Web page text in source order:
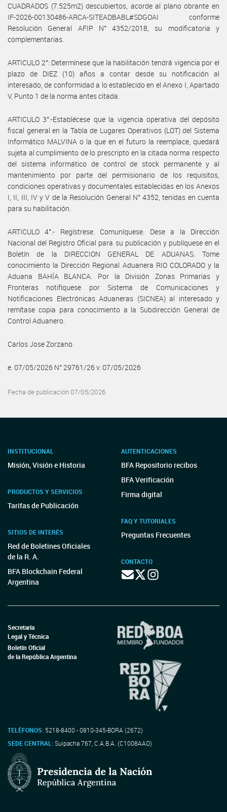
CUADRADOS (7.525m2) descubiertos, acorde al plano obrante en
IF-2026-00130486-ARCA-SITEADBABL#SDGOAI conforme
Resolución General AFIP N° 4352/2018, su modificatoria y
complementarias.
ARTICULO 2°: Determínese que la habilitación tendrá vigencia por el
plazo de DIEZ (10) años a contar desde su notificación al
interesado, de conformidad a lo establecido en el Anexo I, Apartado
V, Punto 1 de la norma antes citada.
ARTICULO 3°:-Establécese que la vigencia operativa del depósito
fiscal general en la Tabla de Lugares Operativos (LOT) del Sistema
Informático MALVINA o la que en el futuro la reemplace, quedará
sujeta al cumplimiento de lo prescripto en la citada norma respecto
del sistema informático de control de stock permanente y al
mantenimiento por parte del permisionario de los requisitos,
condiciones operativas y documentales establecidas en los Anexos
I, II, III, IV y V de la Resolución General N° 4352, tenidas en cuenta
para su habilitación.
ARTICULO 4°.- Regístrese. Comuníquese. Dese a la Dirección
Nacional del Registro Oficial para su publicación y publíquese en el
Boletín de la DIRECCION GENERAL DE ADUANAS. Tome
conocimiento la Dirección Regional Aduanera RIO COLORADO y la
Aduana BAHÍA BLANCA. Por la División Zonas Primarias y
Fronteras notifíquese por Sistema de Comunicaciones y
Notificaciones Electrónicas Aduaneras (SICNEA) al interesado y
remítase copia para conocimiento a la Subdirección General de
Control Aduanero.
Carlos Jose Zorzano
e. 07/05/2026 N° 29761/26 v. 07/05/2026
Fecha de publicación 07/05/2026
INSTITUCIONAL
Misión, Visión e Historia
PRODUCTOS Y SERVICIOS
Tarifas de Publicación
SITIOS DE INTERÉS
Red de Boletines Oficiales
de la R. A.
BFA Blockchain Federal
Argentina
AUTENTICACIONES
BFA Repositorio recibos
BFA Verificación
Firma digital
FAQ Y TUTORIALES
Preguntas Frecuentes
CONTACTO
Secretaría
Legal y Técnica
Boletín Oficial
de la República Argentina
TELÉFONOS: 5218-8400 - 0810-345-BORA (2672)
SEDE CENTRAL:Suipacha 767, C.A.B.A. (C1008AAO)